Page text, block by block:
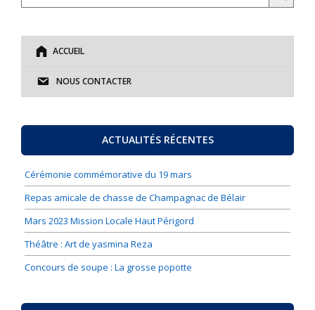
ACCUEIL
NOUS CONTACTER
ACTUALITÉS RÉCENTES
Cérémonie commémorative du 19 mars
Repas amicale de chasse de Champagnac de Bélair
Mars 2023 Mission Locale Haut Périgord
Théâtre : Art de yasmina Reza
Concours de soupe : La grosse popotte